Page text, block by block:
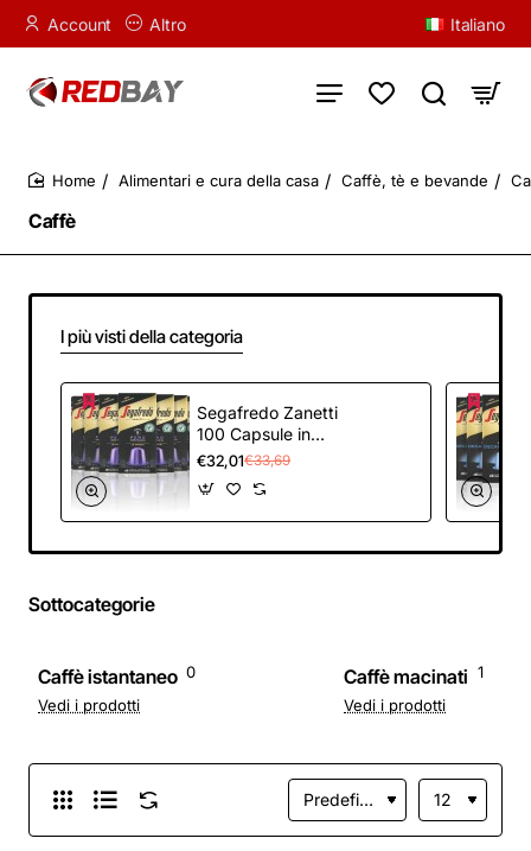
Account Altro Italiano
Caffè
Alimentari e cura della casa Caffè, tè e bevande
I più visti della categoria
Segafredo Zanetti
100 Capsule in
Alluminio compatibili
con Nespresso di
Caffè 100% Perù
ricco e vellutato (10
€32,01€33,69
Sottocategorie
Caffè istantaneo 0
Vedi i prodotti
Caffè macinati 1
Vedi i prodotti